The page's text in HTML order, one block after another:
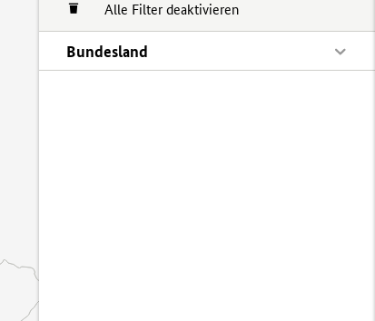
Alle Filter deaktivieren
Bundesland